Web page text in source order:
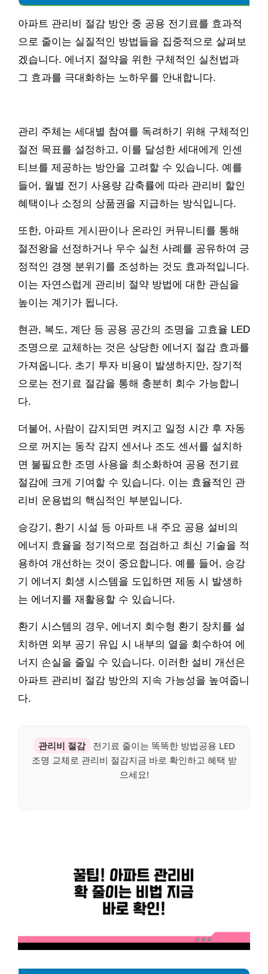
아파트 관리비 절감 방안 중 공용 전기료를 효과적
으로 줄이는 실질적인 방법들을 집중적으로 살펴보
겠습니다. 에너지 절약을 위한 구체적인 실천법과
그 효과를 극대화하는 노하우를 안내합니다.
관리 주체는 세대별 참여를 독려하기 위해 구체적인
절전 목표를 설정하고, 이를 달성한 세대에게 인센
티브를 제공하는 방안을 고려할 수 있습니다. 예를
들어, 월별 전기 사용량 감축률에 따라 관리비 할인
혜택이나 소정의 상품권을 지급하는 방식입니다.
또한, 아파트 게시판이나 온라인 커뮤니티를 통해
절전왕을 선정하거나 우수 실천 사례를 공유하여 긍
정적인 경쟁 분위기를 조성하는 것도 효과적입니다.
이는 자연스럽게 관리비 절약 방법에 대한 관심을
높이는 계기가 됩니다.
현관, 복도, 계단 등 공용 공간의 조명을 고효율 LED
조명으로 교체하는 것은 상당한 에너지 절감 효과를
가져옵니다. 초기 투자 비용이 발생하지만, 장기적
으로는 전기료 절감을 통해 충분히 회수 가능합니
다.
더불어, 사람이 감지되면 켜지고 일정 시간 후 자동
으로 꺼지는 동작 감지 센서나 조도 센서를 설치하
면 불필요한 조명 사용을 최소화하여 공용 전기료
절감에 크게 기여할 수 있습니다. 이는 효율적인 관
리비 운용법의 핵심적인 부분입니다.
승강기, 환기 시설 등 아파트 내 주요 공용 설비의
에너지 효율을 정기적으로 점검하고 최신 기술을 적
용하여 개선하는 것이 중요합니다. 예를 들어, 승강
기 에너지 회생 시스템을 도입하면 제동 시 발생하
는 에너지를 재활용할 수 있습니다.
환기 시스템의 경우, 에너지 회수형 환기 장치를 설
치하면 외부 공기 유입 시 내부의 열을 회수하여 에
너지 손실을 줄일 수 있습니다. 이러한 설비 개선은
아파트 관리비 절감 방안의 지속 가능성을 높여줍니
다.
관리비 절감
전기료 줄이는 똑똑한 방법공용 LED
조명 교체로 관리비 절감지금 바로 확인하고 혜택 받
으세요!